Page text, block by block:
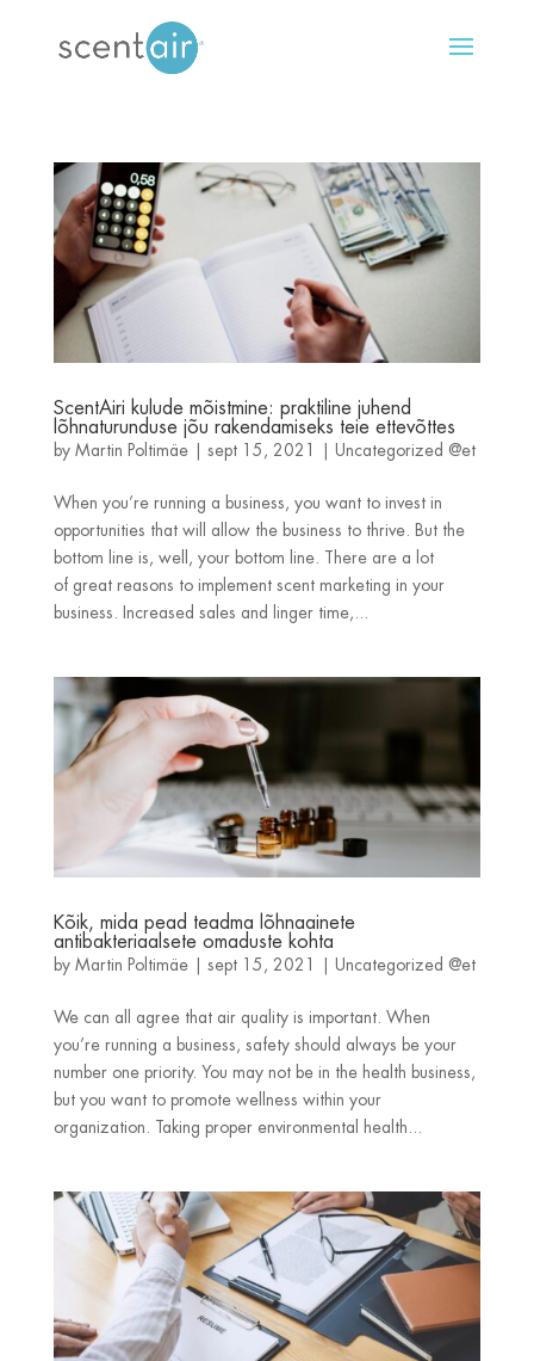
ScentAiri kulude mõistmine: praktiline juhend
lõhnaturunduse jõu rakendamiseks teie ettevõttes
by Martin Poltimäe| sept 15, 2021 | Uncategorized @et
When you’re running a business, you want to invest in
opportunities that will allow the business to thrive. But the
bottom line is, well, your bottom line. There are a lot
of great reasons to implement scent marketing in your
business. Increased sales and linger time,...
Kõik, mida pead teadma lõhnaainete
antibakteriaalsete omaduste kohta
by Martin Poltimäe| sept 15, 2021 | Uncategorized @et
We can all agree that air quality is important. When
you’re running a business, safety should always be your
number one priority. You may not be in the health business,
but you want to promote wellness within your
organization. Taking proper environmental health...